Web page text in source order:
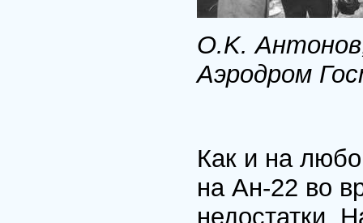
O.K.
Аэродром
Как и на
на Ан-22 во
недостатки.